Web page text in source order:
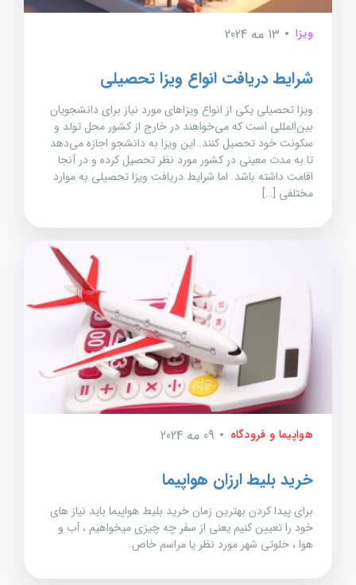
ویزا 13 مه 2024
شرایط دریافت انواع ویزا تحصیلی
ویزا تحصیلی یکی از انواع ویزاهای مورد نیاز برای دانشجویان
بین‌المللی است که می‌خواهند در خارج از کشور محل تولد و
سکونت خود تحصیل کنند. این ویزا به دانشجو اجازه می‌دهد
تا به مدت معینی در کشور مورد نظر تحصیل کرده و در آنجا
اقامت داشته باشد. اما شرایط دریافت ویزا تحصیلی به موارد
مختلفی […]
هواپیما و فرودگاه 09 مه 2024
خرید بلیط ارزان هواپیما
برای پیدا کردن بهترین زمان خرید بلیط هواپیما باید نیاز های
خود را تعیین کنیم یعنی از سفر چه چیزی میخواهیم ، آب و
هوا ، خلوتی شهر مورد نظر یا مراسم خاص.